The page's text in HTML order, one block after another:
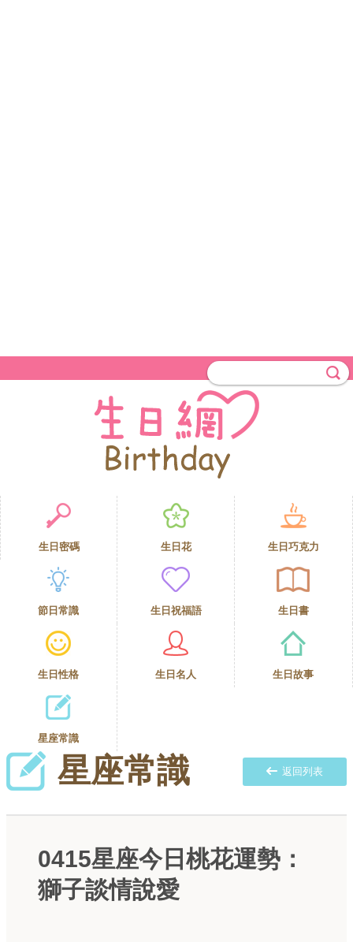
生日密碼 生日花 生日巧克力
節日常識 生日祝福語 生日書
生日性格 生日名人 生日故事
星座常識
星座常識 返回列表
0415星座今日桃花運勢：
獅子談情說愛